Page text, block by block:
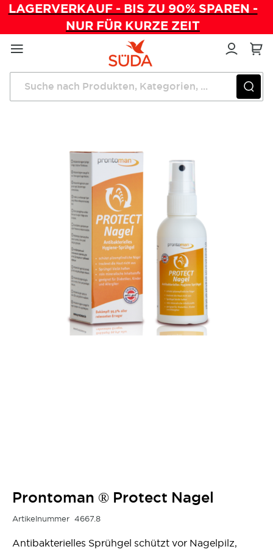
LAGERVERKAUF - BIS ZU 90% SPAREN -
NUR FÜR KURZE ZEIT
Direkt
zum
Inhalt
Startseite Prontoman ® Protect Nagel
Prontoman ® Protect Nagel
Artikelnummer 4667.8
Antibakterielles Sprühgel schützt vor Nagelpilz,